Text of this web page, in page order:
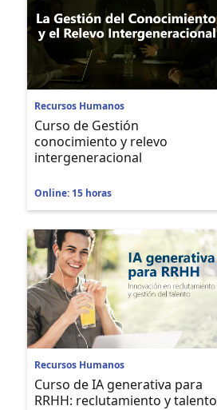
Recursos Humanos
Curso de Gestión
conocimiento y relevo
intergeneracional
Online: 15 horas
Recursos Humanos
Curso de IA generativa para
RRHH: reclutamiento y talento